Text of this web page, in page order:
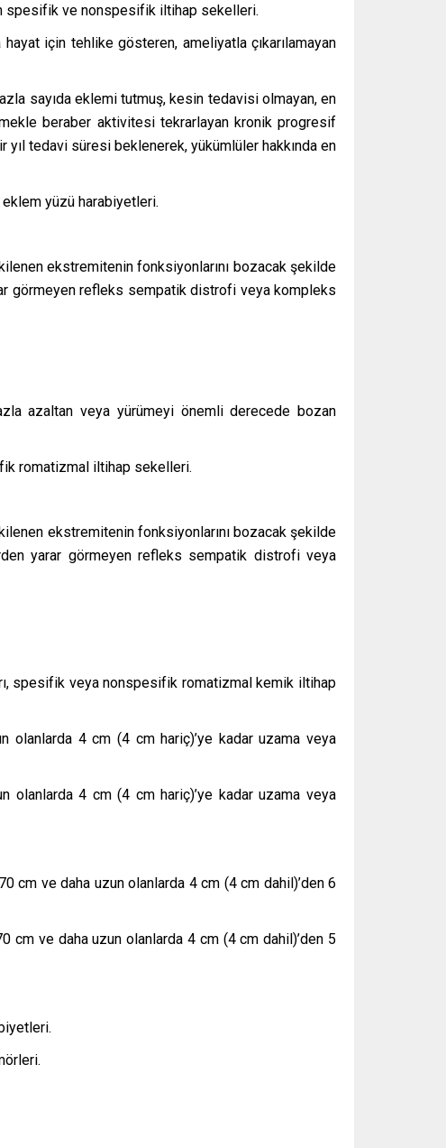
spesifik ve nonspesifik iltihap sekelleri.
için tehlike gösteren, ameliyatla çıkarılamayan
sayıda eklemi tutmuş, kesin tedavisi olmayan, en
beraber aktivitesi tekrarlayan kronik progresif
tedavi süresi beklenerek, yükümlüler hakkında en
yüzü harabiyetleri.
ekstremitenin fonksiyonlarını bozacak şekilde
görmeyen refleks sempatik distrofi veya kompleks
azaltan veya yürümeyi önemli derecede bozan
romatizmal iltihap sekelleri.
ekstremitenin fonksiyonlarını bozacak şekilde
yarar görmeyen refleks sempatik distrofi veya
spesifik veya nonspesifik romatizmal kemik iltihap
olanlarda 4 cm (4 cm hariç)’ye kadar uzama veya
olanlarda 4 cm (4 cm hariç)’ye kadar uzama veya
cm ve daha uzun olanlarda 4 cm (4 cm dahil)’den 6
cm ve daha uzun olanlarda 4 cm (4 cm dahil)’den 5